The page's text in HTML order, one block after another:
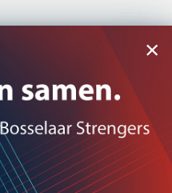
×
NL|EN